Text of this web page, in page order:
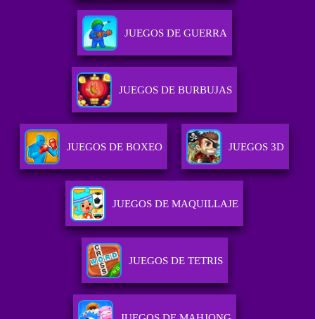
JUEGOS DE GUERRA
JUEGOS DE BURBUJAS
JUEGOS DE BOXEO JUEGOS 3D
JUEGOS DE MAQUILLAJE
JUEGOS DE TETRIS